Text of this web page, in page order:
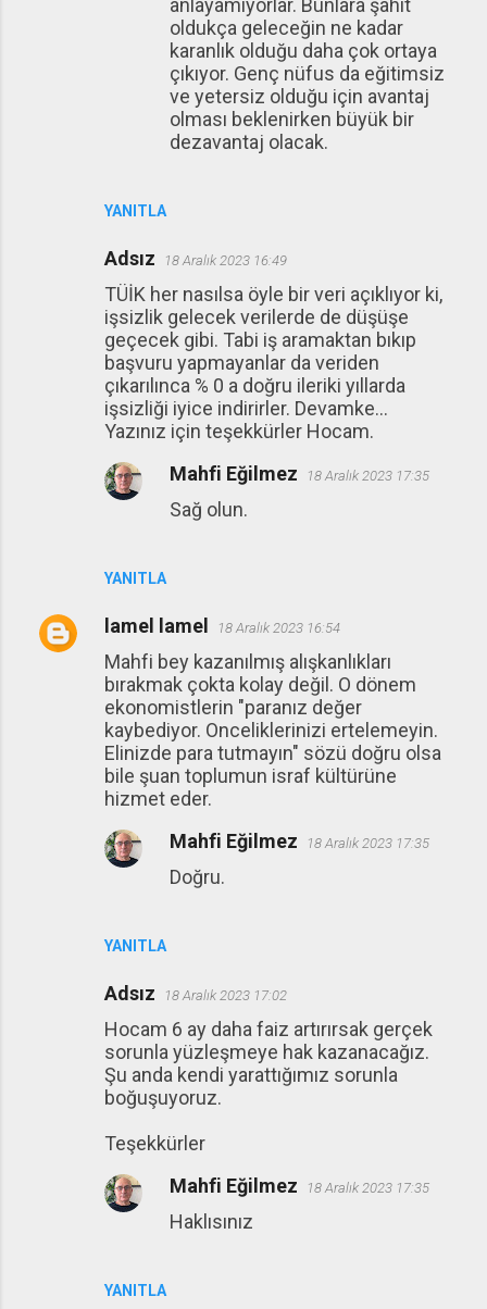
YANITLA
anlayamıyorlar. Bunlara şahit
oldukça geleceğin ne kadar
karanlık olduğu daha çok ortaya
çıkıyor. Genç nüfus da eğitimsiz
ve yetersiz olduğu için avantaj
olması beklenirken büyük bir
dezavantaj olacak.
Adsız 18 Aralık 2023 16:49
TÜİK her nasılsa öyle bir veri açıklıyor ki,
işsizlik gelecek verilerde de düşüşe
geçecek gibi. Tabi iş aramaktan bıkıp
başvuru yapmayanlar da veriden
çıkarılınca % 0 a doğru ileriki yıllarda
işsizliği iyice indirirler. Devamke...
Yazınız için teşekkürler Hocam.
YANITLA
Mahfi Eğilmez 18 Aralık 2023 17:35
Sağ olun.
lamel lamel 18 Aralık 2023 16:54
Mahfi bey kazanılmış alışkanlıkları
bırakmak çokta kolay değil. O dönem
ekonomistlerin "paranız değer
kaybediyor. Onceliklerinizi ertelemeyin.
Elinizde para tutmayın" sözü doğru olsa
bile şuan toplumun israf kültürüne
hizmet eder.
YANITLA
Mahfi Eğilmez 18 Aralık 2023 17:35
Doğru.
Adsız 18 Aralık 2023 17:02
Hocam 6 ay daha faiz artırırsak gerçek
sorunla yüzleşmeye hak kazanacağız.
Şu anda kendi yarattığımız sorunla
boğuşuyoruz.
Teşekkürler
YANITLA
Mahfi Eğilmez 18 Aralık 2023 17:35
Haklısınız